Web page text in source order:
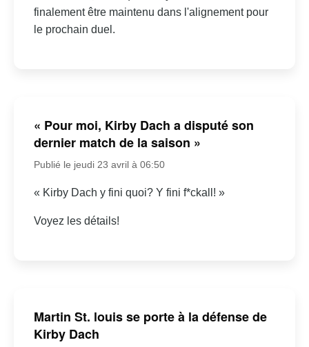
finalement être maintenu dans l'alignement pour
le prochain duel.
« Pour moi, Kirby Dach a disputé son
dernier match de la saison »
Publié le jeudi 23 avril à 06:50
« Kirby Dach y fini quoi? Y fini f*ckall! »
Voyez les détails!
Martin St. louis se porte à la défense de
Kirby Dach